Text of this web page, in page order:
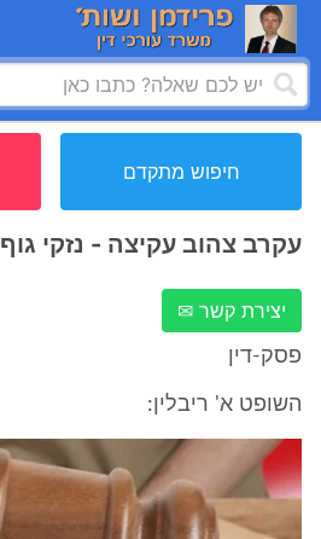
חיפוש מתקדם
עקרב צהוב עקיצה - נזקי גוף
יצירת קשר ✉
פסק-דין
השופט א' ריבלין: